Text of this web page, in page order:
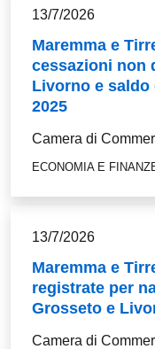
13/7/2026
Maremma e
cessazioni non
Livorno e saldo
2025
Camera di
ECONOMIA E
13/7/2026
Maremma e
registrate per
Grosseto e
Camera di